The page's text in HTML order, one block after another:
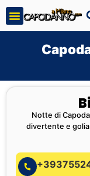
Notte di
divertente e